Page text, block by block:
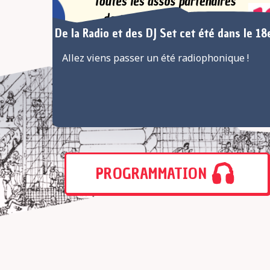
De la Radio et des DJ Set cet été dans le
Allez viens passer un été radiophonique !
PROGRAMMATION